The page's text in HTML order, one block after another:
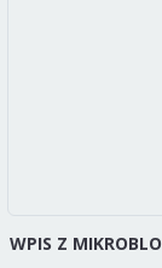
WPIS Z